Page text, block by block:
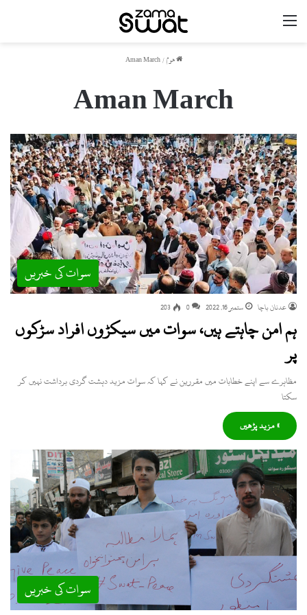
ھوم /
Aman March
Aman March
سوات کی خبریں
عدنان باچا ستمبر 16, 2022 0
203
ہم امن چاہتے ہیں، سوات میں سیکڑوں افراد سڑکوں
پر
مظاہرے سے اپنے خطابات میں مقررین نے کہا کہ سوات مزید دہشت گردی برداشت نہیں کر
سکتا
» مزید پڑھیں
سوات کی خبریں